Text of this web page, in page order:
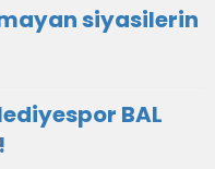
siyasilerin
BAL